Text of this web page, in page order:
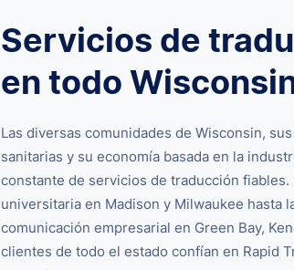
Servicios de
en todo
Las diversas comunidades de Wisconsin,
sanitarias y su economía basada en la
constante de servicios de traducción
universitaria en Madison y Milwaukee hasta
comunicación empresarial en Green Bay,
clientes de todo el estado confían en Rapid